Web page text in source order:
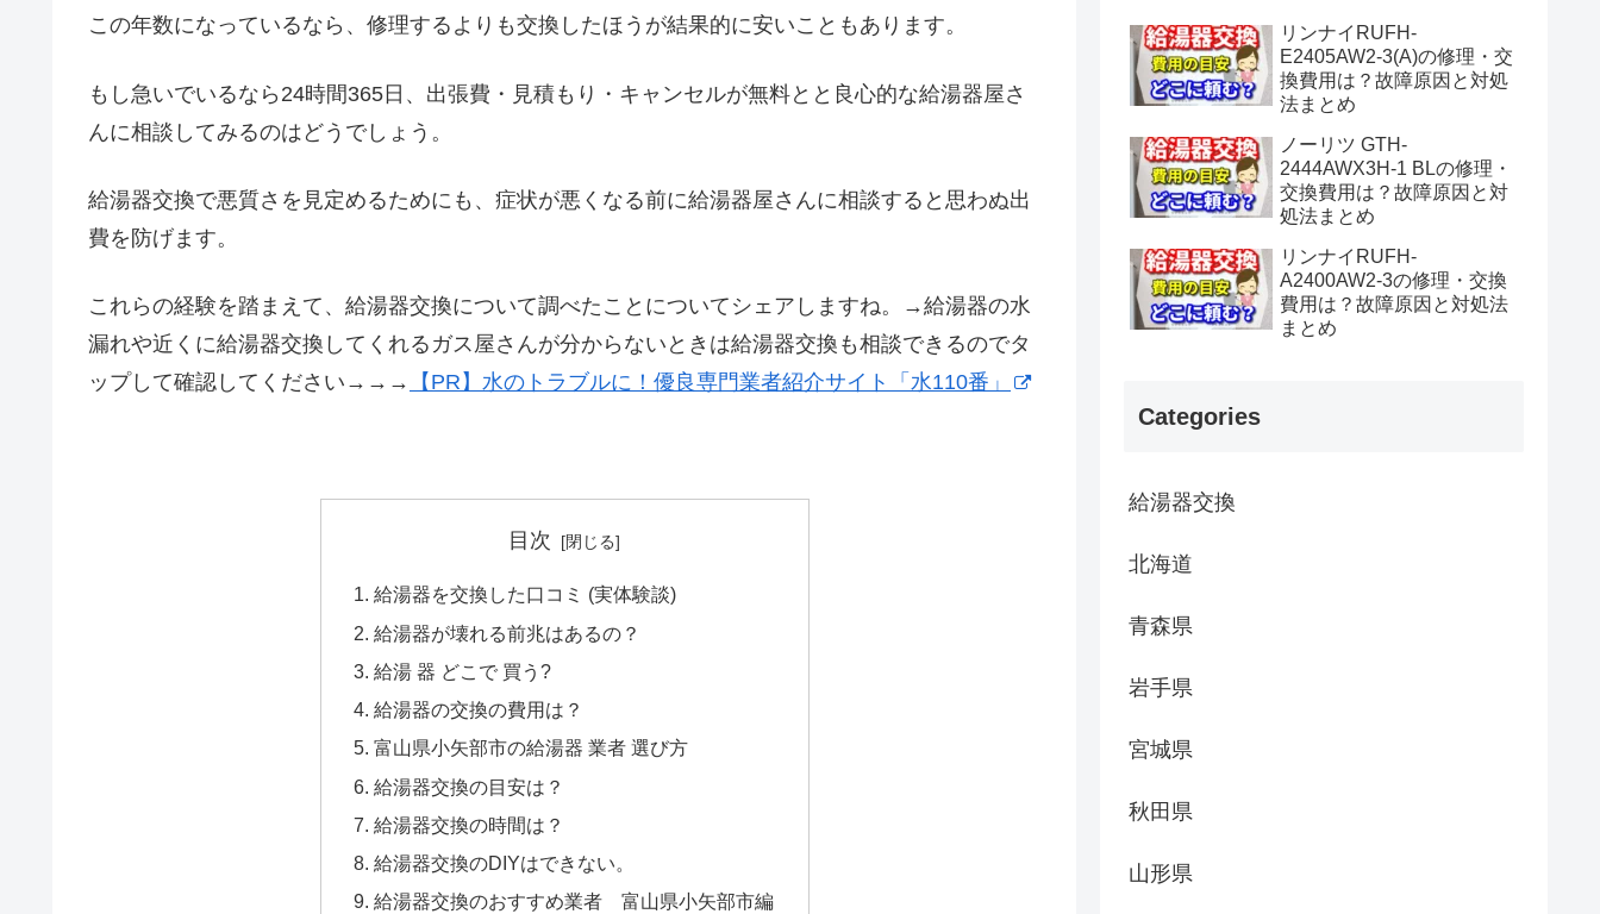
この年数になっているなら、修理するよりも交換したほうが結果的に安いこともあります。
もし急いでいるなら24時間365日、出張費・見積もり・キャンセルが無料とと良心的な給湯器屋さ
んに相談してみるのはどうでしょう。
給湯器交換で悪質さを見定めるためにも、症状が悪くなる前に給湯器屋さんに相談すると思わぬ出
費を防げます。
これらの経験を踏まえて、給湯器交換について調べたことについてシェアしますね。→給湯器の水
漏れや近くに給湯器交換してくれるガス屋さんが分からないときは給湯器交換も相談できるのでタ
ップして確認してください→→→
【PR】水のトラブルに！優良専門業者紹介サイト「水110番」
目次
給湯器を交換した口コミ (実体験談)
給湯器が壊れる前兆はあるの？
給湯 器 どこで 買う?
給湯器の交換の費用は？
富山県小矢部市の給湯器 業者 選び方
給湯器交換の目安は？
給湯器交換の時間は？
給湯器交換のDIYはできない。
給湯器交換のおすすめ業者 富山県小矢部市編
リンナイRUFH-
E2405AW2-3(A)の修理・交
換費用は？故障原因と対処
法まとめ
ノーリツ GTH-
2444AWX3H-1 BLの修理・
交換費用は？故障原因と対
処法まとめ
リンナイRUFH-
A2400AW2-3の修理・交換
費用は？故障原因と対処法
まとめ
Categories
給湯器交換
北海道
青森県
岩手県
宮城県
秋田県
山形県